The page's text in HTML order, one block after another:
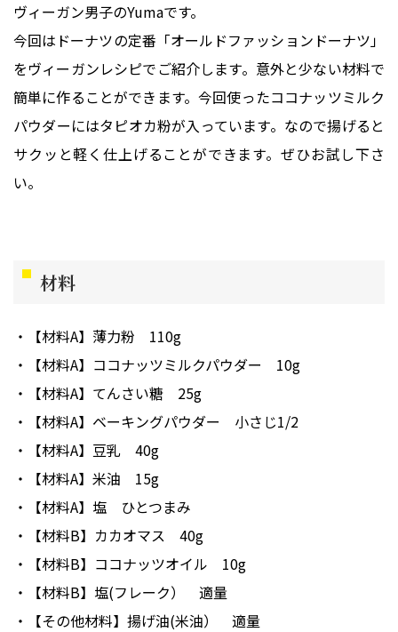
ヴィーガン男子のYumaです。
今回はドーナツの定番「オールドファッションドーナツ」
をヴィーガンレシピでご紹介します。意外と少ない材料で
簡単に作ることができます。今回使ったココナッツミルク
パウダーにはタピオカ粉が入っています。なので揚げると
サクッと軽く仕上げることができます。ぜひお試し下さ
い。
材料
【材料A】薄力粉
110g
【材料A】ココナッツミルクパウダー
10g
【材料A】てんさい糖
25g
【材料A】ベーキングパウダー
小さじ1/2
【材料A】豆乳
40g
【材料A】米油
15g
【材料A】塩
ひとつまみ
【材料B】カカオマス
40g
【材料B】ココナッツオイル
10g
【材料B】塩(フレーク）
適量
【その他材料】揚げ油(米油）
適量